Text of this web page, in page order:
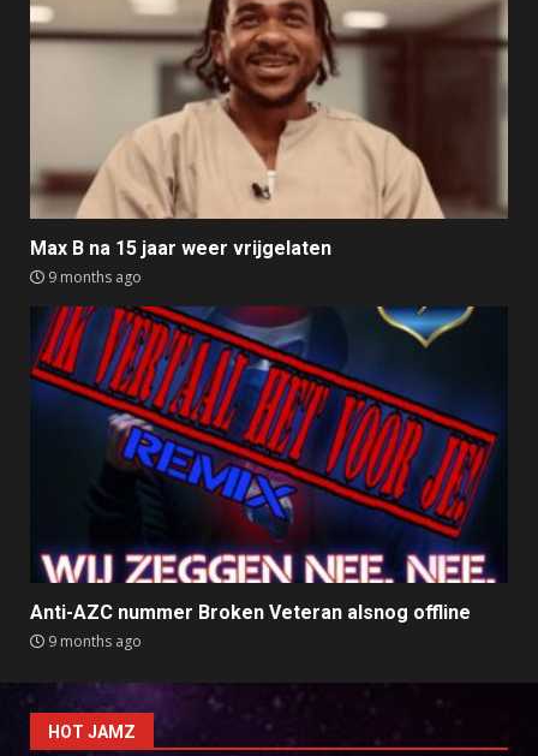
Max B na 15 jaar weer vrijgelaten
9 months ago
Anti-AZC nummer Broken Veteran alsnog offline
9 months ago
HOT JAMZ